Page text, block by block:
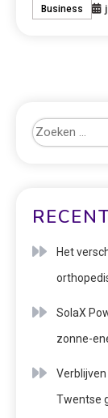
Business
Het
SolaX
zonne-
Twentse